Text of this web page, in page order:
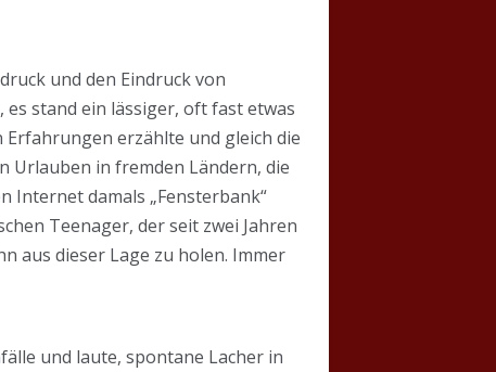
und den Eindruck von
stand ein lässiger, oft fast etwas
erzählte und gleich die
Urlauben in fremden Ländern, die
Internet damals „Fensterbank“
Teenager, der seit zwei Jahren
aus dieser Lage zu holen. Immer
und laute, spontane Lacher in